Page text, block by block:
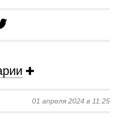
01 апреля 2024 в 11:25